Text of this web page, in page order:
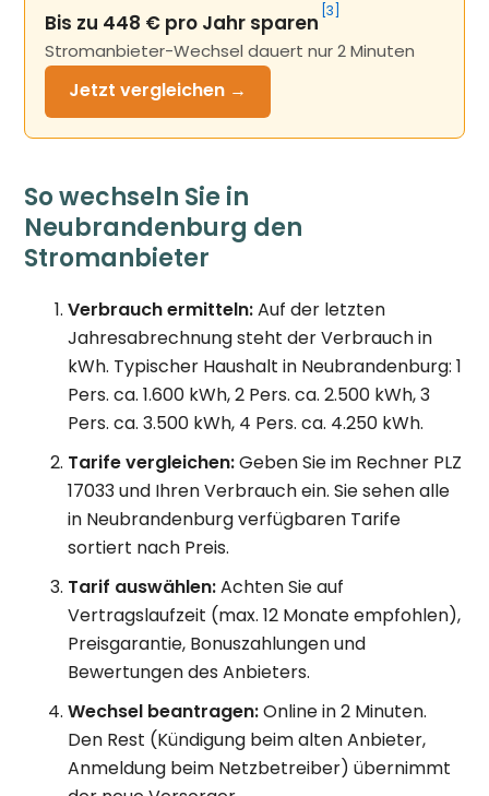
Bis zu 448 € pro Jahr sparen [3]
Stromanbieter-Wechsel dauert nur 2 Minuten
Jetzt vergleichen →
So wechseln Sie in
Neubrandenburg den
Stromanbieter
Verbrauch ermitteln:Auf der letzten
Jahresabrechnung steht der Verbrauch in
kWh. Typischer Haushalt in Neubrandenburg: 1
Pers. ca. 1.600 kWh, 2 Pers. ca. 2.500 kWh, 3
Pers. ca. 3.500 kWh, 4 Pers. ca. 4.250 kWh.
Tarife vergleichen:Geben Sie im Rechner PLZ
17033 und Ihren Verbrauch ein. Sie sehen alle
in Neubrandenburg verfügbaren Tarife
sortiert nach Preis.
Tarif auswählen:Achten Sie auf
Vertragslaufzeit (max. 12 Monate empfohlen),
Preisgarantie, Bonuszahlungen und
Bewertungen des Anbieters.
Wechsel beantragen:Online in 2 Minuten.
Den Rest (Kündigung beim alten Anbieter,
Anmeldung beim Netzbetreiber) übernimmt